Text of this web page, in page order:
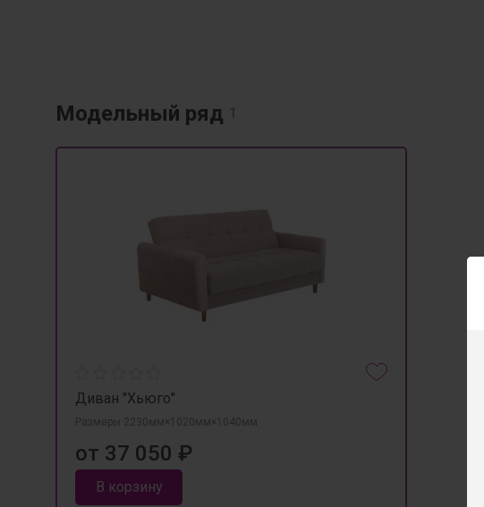
Модельный ряд
Диван "Хьюго"
Размеры 2230мм×1020мм×1040мм
от 37 050 ₽
В корзину